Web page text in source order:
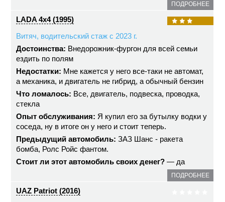
ПОДРОБНЕЕ
LADA 4x4 (1995)
Витяч, водительский стаж с 2023 г.
Достоинства: Внедорожник-фургон для всей семьи
ездить по полям
Недостатки: Мне кажется у него все-таки не автомат,
а механика, и двигатель не гибрид, а обычный бензин
Что ломалось: Все, двигатель, подвеска, проводка,
стекла
Опыт обслуживания: Я купил его за бутылку водки у
соседа, ну в итоге он у него и стоит теперь.
Предыдущий автомобиль: ЗАЗ Шанс - ракета
бомба, Ролс Ройс фантом.
Стоит ли этот автомобиль своих денег? — да
ПОДРОБНЕЕ
UAZ Patriot (2016)